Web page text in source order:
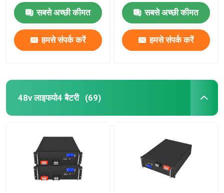
सबसे अच्छी कीमत
हमसे संपर्क करें
सबसे अच्छी कीमत
हमसे संपर्क करें
48v लाइफपो4 बैटरी (69)